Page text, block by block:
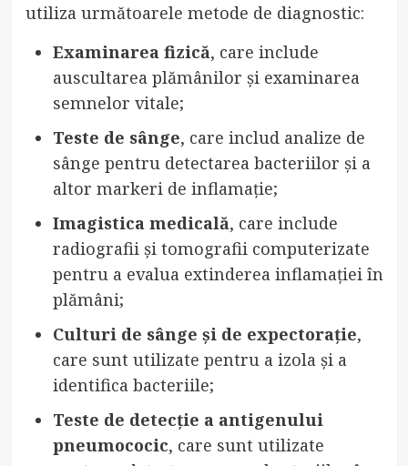
utiliza următoarele metode de diagnostic:
Examinarea fizică, care include
auscultarea plămânilor și examinarea
semnelor vitale;
Teste de sânge, care includ analize de
sânge pentru detectarea bacteriilor și a
altor markeri de inflamație;
Imagistica medicală, care include
radiografii și tomografii computerizate
pentru a evalua extinderea inflamației în
plămâni;
Culturi de sânge și de expectorație,
care sunt utilizate pentru a izola și a
identifica bacteriile;
Teste de detecție a antigenului
pneumococic, care sunt utilizate